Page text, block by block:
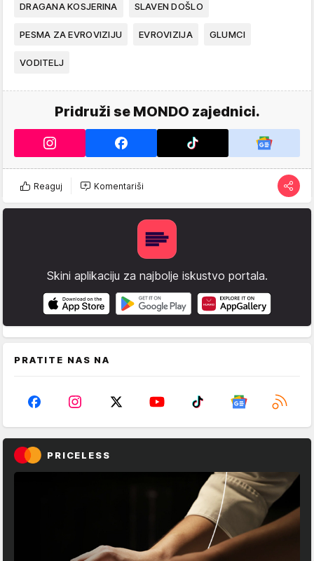
DRAGANA KOSJERINA SLAVEN DOŠLO
PESMA ZA EVROVIZIJU EVROVIZIJA GLUMCI
VODITELJ
Pridruži se MONDO zajednici.
Reaguj Komentariši
Skini aplikaciju za najbolje iskustvo portala.
PRATITE NAS NA
PRICELESS